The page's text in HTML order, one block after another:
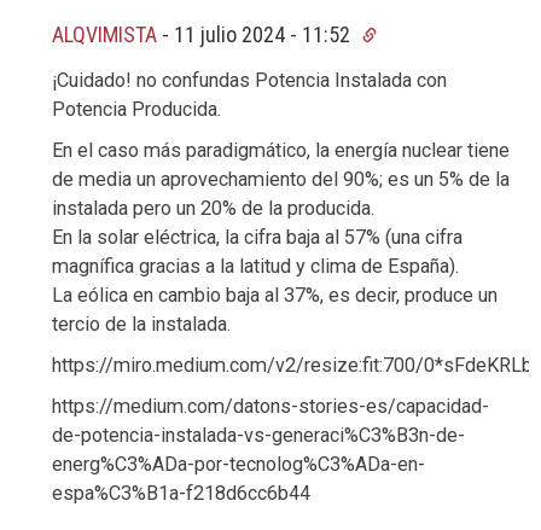
ALQVIMISTA - 11 julio 2024 - 11:52
¡Cuidado! no confundas Potencia Instalada con
Potencia Producida.
En el caso más paradigmático, la energía nuclear tiene
de media un aprovechamiento del 90%; es un 5% de la
instalada pero un 20% de la producida.
En la solar eléctrica, la cifra baja al 57% (una cifra
magnífica gracias a la latitud y clima de España).
La eólica en cambio baja al 37%, es decir, produce un
tercio de la instalada.
https://miro.medium.com/v2/resize:fit:700/
https://medium.com/datons-stories-es/capacidad-
de-potencia-instalada-vs-generaci%C3%B3n-de-
energ%C3%ADa-por-tecnolog%C3%ADa-en-
espa%C3%B1a-f218d6cc6b44